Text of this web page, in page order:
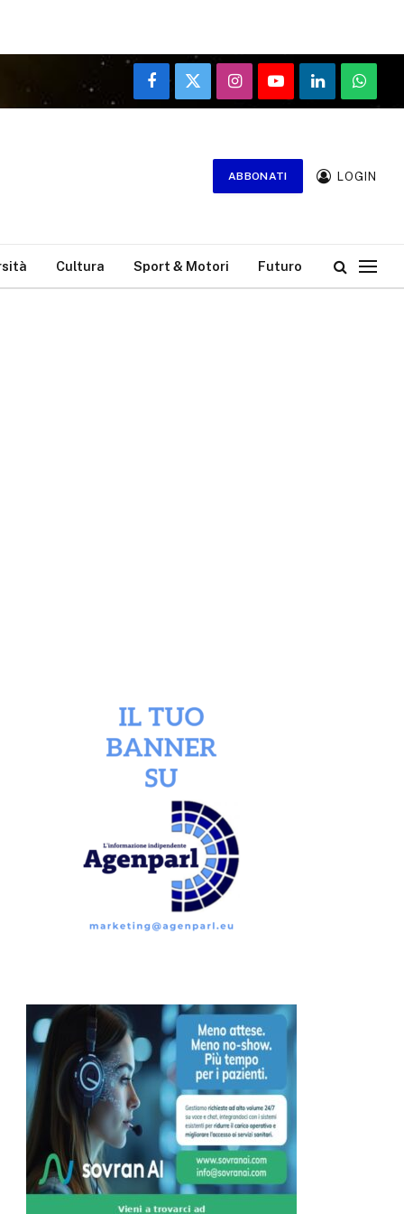
Facebook
X
(Twitter)
InstagramYouTubeLinkedIn
ABBONATI LOGIN
Cultura Sport & Motori Futuro